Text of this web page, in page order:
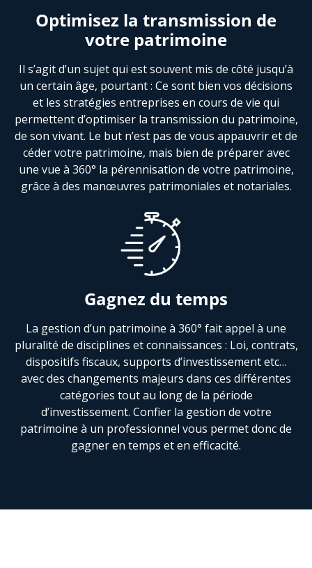
Optimisez la transmission de
votre patrimoine
Il s’agit d’un sujet qui est souvent mis de côté jusqu’à
un certain âge, pourtant : Ce sont bien vos décisions
et les stratégies entreprises en cours de vie qui
permettent d’optimiser la transmission du patrimoine,
de son vivant. Le but n’est pas de vous appauvrir et de
céder votre patrimoine, mais bien de préparer avec
une vue à 360° la pérennisation de votre patrimoine,
grâce à des manœuvres patrimoniales et notariales.
Gagnez du temps
La gestion d’un patrimoine à 360° fait appel à une
pluralité de disciplines et connaissances : Loi, contrats,
dispositifs fiscaux, supports d’investissement etc…
avec des changements majeurs dans ces différentes
catégories tout au long de la période
d’investissement. Confier la gestion de votre
patrimoine à un professionnel vous permet donc de
gagner en temps et en efficacité.